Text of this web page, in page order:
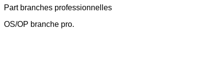
Part branches professionnelles
OS/OP branche pro.